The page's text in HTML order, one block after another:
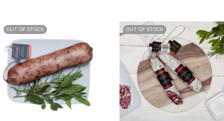
OUT OF STOCK OUT OF STOCK